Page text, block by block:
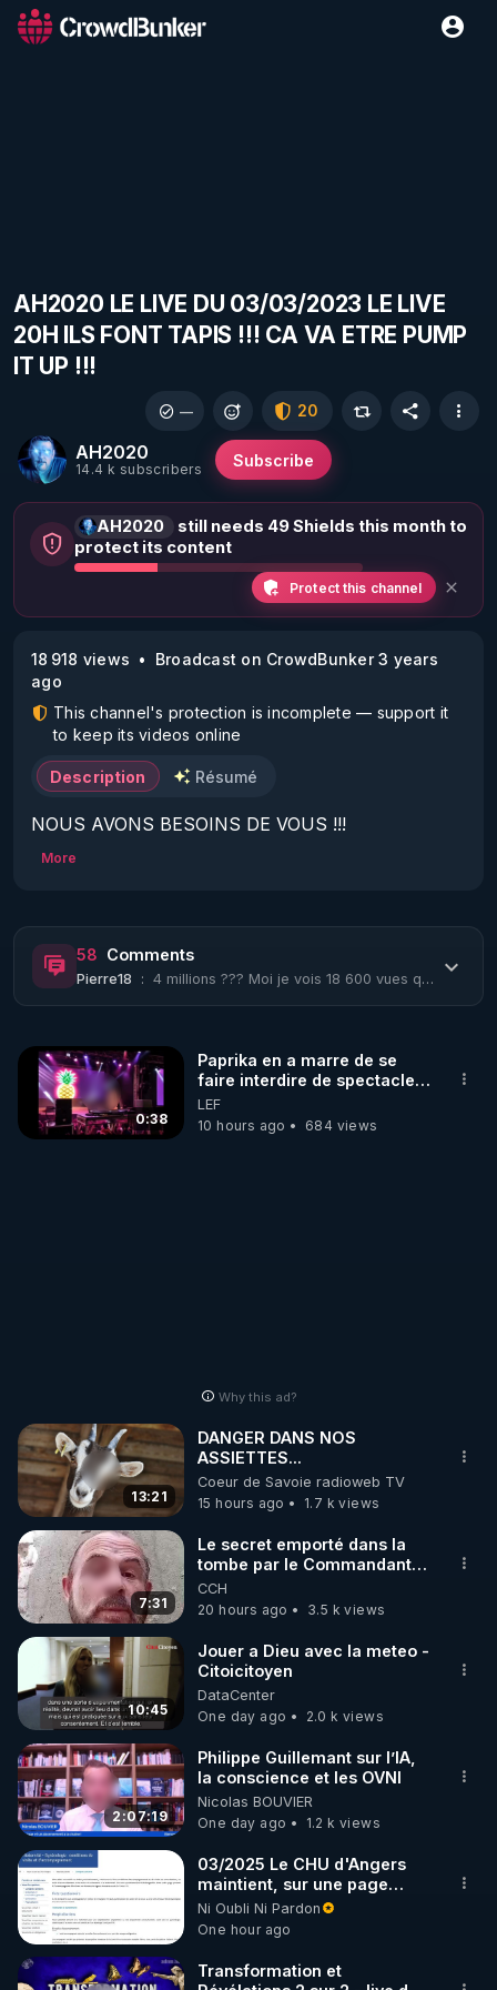
AH2020 LE LIVE DU 03/03/2023 LE LIVE
20H ILS FONT TAPIS !!! CA VA ETRE PUMP
IT UP !!!
AH2020
14.4 k subscribers Subscribe
— 20
AH2020
still needs 49 Shields this month to
protect its content
Protect this channel
18 918 views
Broadcast on CrowdBunker 3 years
ago
This channel's protection is incomplete — support it
to keep its videos online
Description Résumé
NOUS AVONS BESOINS DE VOUS !!!
https://www.ah2020.org/donations/faire-un-don/
https://www.ah2020.org/donations/faire-un-don/
https://www.ah2020.org/
POUR L'AIDE JURIDIQUE DES SOIGNANATS
SITE INTERNET NOTRE NOUVEAU :
https://ah2020.org/
Notre Groupe VK :
https://vk.com/alliancehumaine2020
Groupe Télégramme :
https://t.me/ah2020_org
GRATITUDE A VOUS
N'AYEZ PAS PEUR !!!
Et surtout SOYEZ HEUREUX
More
58 Comments
Pierre18 : 4 millions ??? Moi je vois 18 600 vues quatre jours après le live...
0:38
Paprika en a marre de se
faire interdire de spectacle.
Elle décide donc de devenir
DJ !
LEF
10 hours ago
684 views
Why this ad?
13:21
DANGER DANS NOS
ASSIETTES...
Coeur de Savoie radioweb TV
15 hours ago
1.7 k views
7:31
Le secret emporté dans la
tombe par le Commandant
Cousteau le 25 juin 1997
CCH
20 hours ago
3.5 k views
10:45
Jouer a Dieu avec la meteo -
Citoicitoyen
DataCenter
One day ago
2.0 k views
2:07:19
Philippe Guillemant sur l’IA,
la conscience et les OVNI
Nicolas BOUVIER
One day ago
1.2 k views
03/2025 Le CHU d'Angers
maintient, sur une page
mise à jour, ses consignes
sanitaires Covid en
maternité. Toute patiente
hospitalisée au moins une
nuit « bénéficie d'un
Ni Oubli Ni Pardon
One hour ago
Transformation et